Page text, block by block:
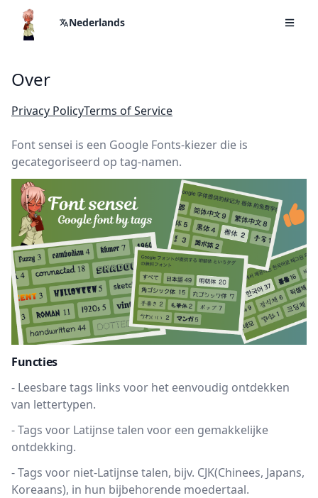
Nederlands
Over
Privacy PolicyTerms of Service
Font sensei is een Google Fonts-kiezer die is
gecategoriseerd op tag-namen.
Functies
- Leesbare tags links voor het eenvoudig ontdekken
van lettertypen.
-Tags voor Latijnse talen voor een gemakkelijke
ontdekking.
-Tags voor niet-Latijnse talen, bijv. CJK(Chinees, Japans,
Koreaans), in hun bijbehorende moedertaal.